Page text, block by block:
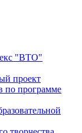
"ВТО"
проект
по программе